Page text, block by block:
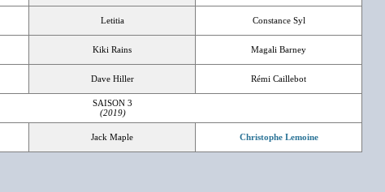
Letitia Constance Syl
Kiki Rains Magali Barney
Dave Hiller Rémi Caillebot
SAISON 3
(2019)
Jack Maple Christophe Lemoine